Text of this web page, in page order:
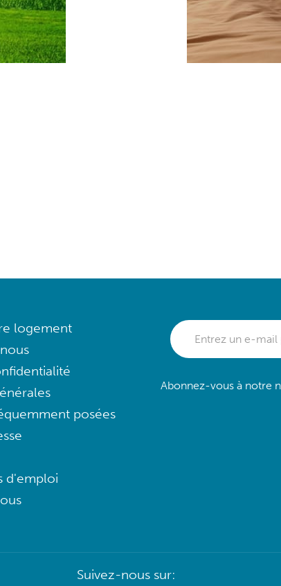
logement
posées
d'emploi
Abonnez-vous à notre
Suivez-nous sur: